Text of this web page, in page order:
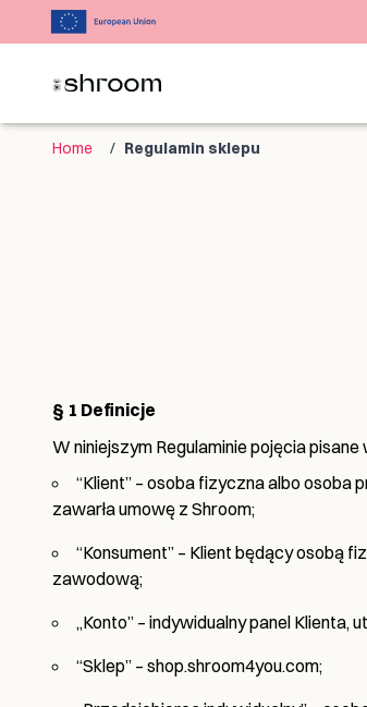
Home / Regulamin sklepu
§ 1 Definicje
W niniejszym Regulaminie pojęcia
“Klient” – osoba fizyczna albo
zawarła umowę z Shroom;
“Konsument” – Klient będący osobą
zawodową;
„Konto” – indywidualny panel Klienta,
“Sklep” – shop.shroom4you.com;
Navigated to Regulamin sklepu